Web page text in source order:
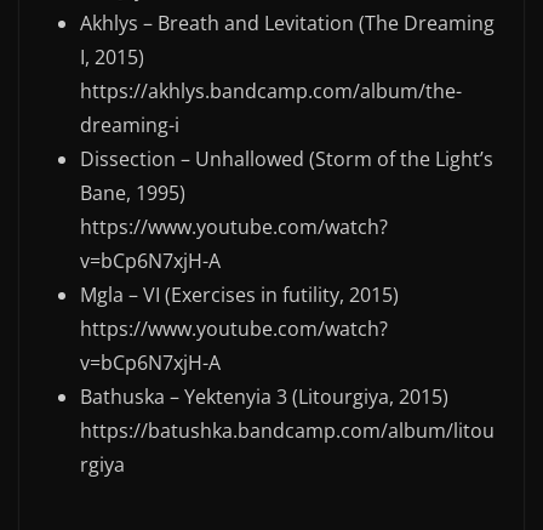
Akhlys – Breath and Levitation (The Dreaming
I, 2015)
https://akhlys.bandcamp.com/album/the-
dreaming-i
Dissection – Unhallowed (Storm of the Light’s
Bane, 1995)
https://www.youtube.com/watch?
v=bCp6N7xjH-A
Mgla – VI (Exercises in futility, 2015)
https://www.youtube.com/watch?
v=bCp6N7xjH-A
Bathuska – Yektenyia 3 (Litourgiya, 2015)
https://batushka.bandcamp.com/album/litou
rgiya